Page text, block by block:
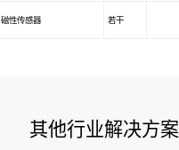
磁性传感器 若干
其他行业解决方案